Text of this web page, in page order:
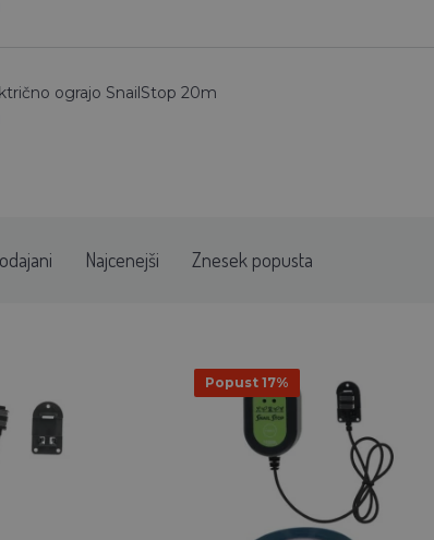
ograjo SnailStop 20m
Najcenejši Znesek popusta
Popust 17%